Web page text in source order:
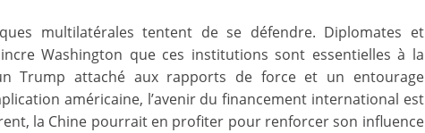
multilatérales tentent de se défendre. Diplomates et
Washington que ces institutions sont essentielles à la
Trump attaché aux rapports de force et un entourage
américaine, l’avenir du financement international est
la Chine pourrait en profiter pour renforcer son influence